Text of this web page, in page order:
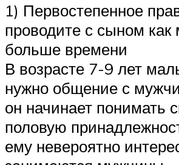
1) Первостепенное
проводите с сыном как
больше времени
В возрасте 7-9 лет
нужно общение с
он начинает понимать
половую
ему невероятно